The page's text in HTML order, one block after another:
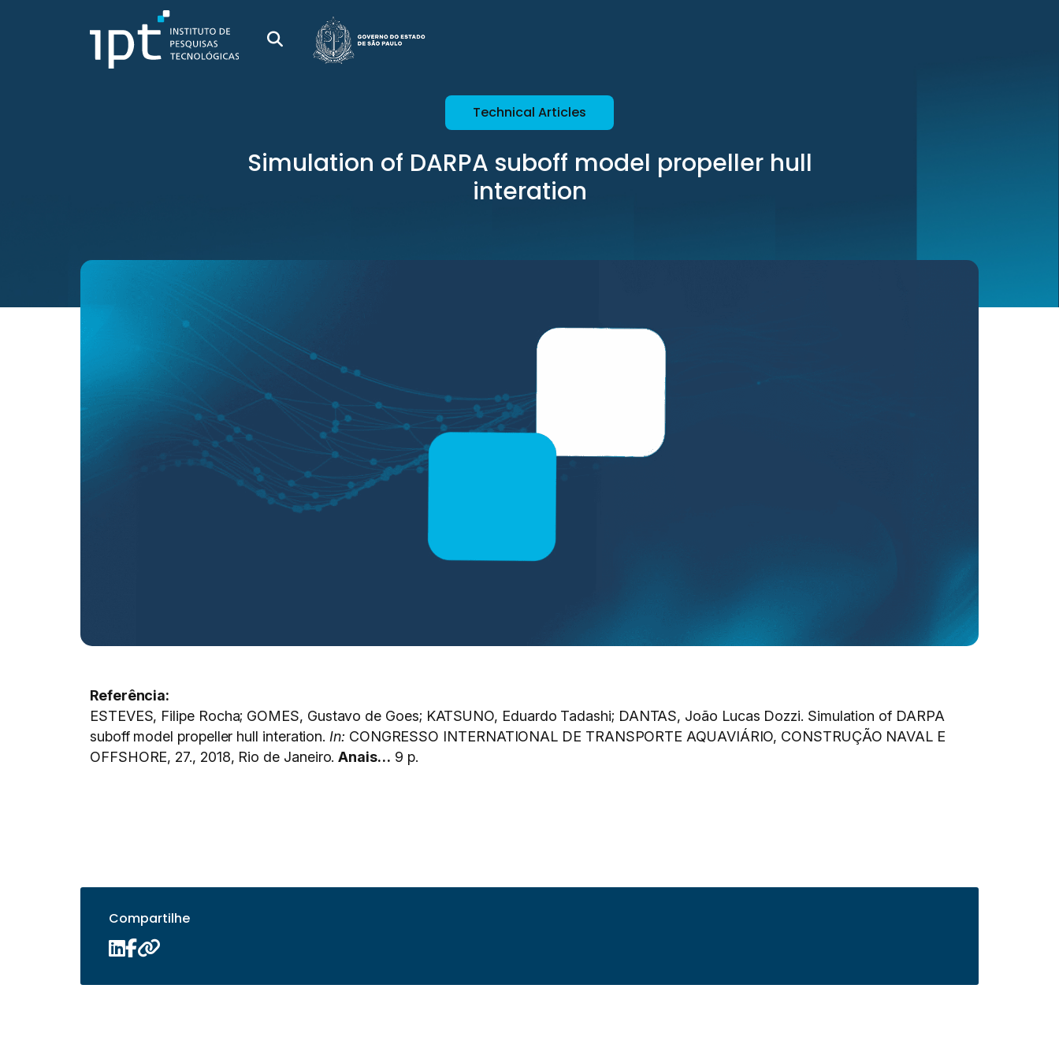
Technical Articles
Simulation of DARPA suboff model propeller hull
interation
Referência:
ESTEVES, Filipe Rocha; GOMES, Gustavo de Goes; KATSUNO, Eduardo Tadashi; DANTAS, João Lucas Dozzi. Simulation of DARPA
suboff model propeller hull interation. In: CONGRESSO INTERNATIONAL DE TRANSPORTE AQUAVIÁRIO, CONSTRUÇÃO NAVAL E
OFFSHORE, 27., 2018, Rio de Janeiro.Anais… 9 p.
Compartilhe